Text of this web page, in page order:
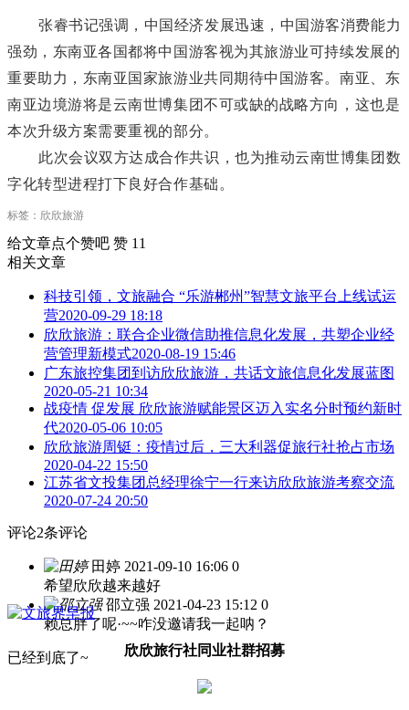
张睿书记强调，中国经济发展迅速，中国游客消费能力
强劲，东南亚各国都将中国游客视为其旅游业可持续发展的
重要助力，东南亚国家旅游业共同期待中国游客。 南亚、东
南亚边境游将是云南世博集团不可或缺的战略方向 ， 这也是
本次升级方案需要重视的部分。
此次会议双方达成合作共识，也为推动云南世博集团数
字化转型进程打下良好合作基础。
标签：欣欣旅游
给文章点个赞吧 赞 11
相关文章
科技引领，文旅融合 “乐游郴州”智慧文旅平台上线试运
营2020-09-29 18:18
欣欣旅游：联合企业微信助推信息化发展，共塑企业经
营管理新模式2020-08-19 15:46
广东旅控集团到访欣欣旅游，共话文旅信息化发展蓝图
2020-05-21 10:34
战疫情 促发展 欣欣旅游赋能景区迈入实名分时预约新时
代2020-05-06 10:05
欣欣旅游周铤：疫情过后，三大利器促旅行社抢占市场
2020-04-22 15:50
江苏省文投集团总经理徐宁一行来访欣欣旅游考察交流
2020-07-24 20:50
评论2条评论
田婷 2021-09-10 16:06 0
希望欣欣越来越好
邵立强 2021-04-23 15:12 0
赖总胖了呢·~~咋没邀请我一起呐？
已经到底了~ 欣欣旅行社同业社群招募